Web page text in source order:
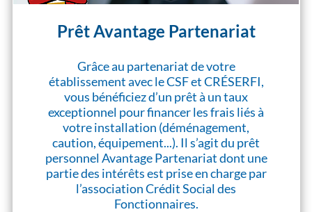
Prêt Avantage Partenariat
Grâce au partenariat de votre
établissement avec le CSF et CRÉSERFI,
vous bénéficiez d’un prêt à un taux
exceptionnel pour financer les frais liés à
votre installation (déménagement,
caution, équipement...). Il s’agit du prêt
personnel Avantage Partenariat dont une
partie des intérêts est prise en charge par
l’association Crédit Social des
Fonctionnaires.